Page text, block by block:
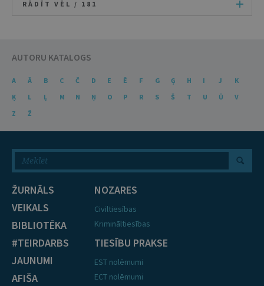
RĀDĪT VĒL / 181
AUTORU KATALOGS
A Ā B C Č D E Ē F G Ģ H I J
K
Ķ
L Ļ M N Ņ O P R S Š T U Ū
V
Z
Ž
ŽURNĀLS
VEIKALS
BIBLIOTĒKA
#TEIRDARBS
JAUNUMI
AFIŠA
NOZARES
Civiltiesības
Krimināltiesības
TIESĪBU PRAKSE
EST nolēmumi
ECT nolēmumi